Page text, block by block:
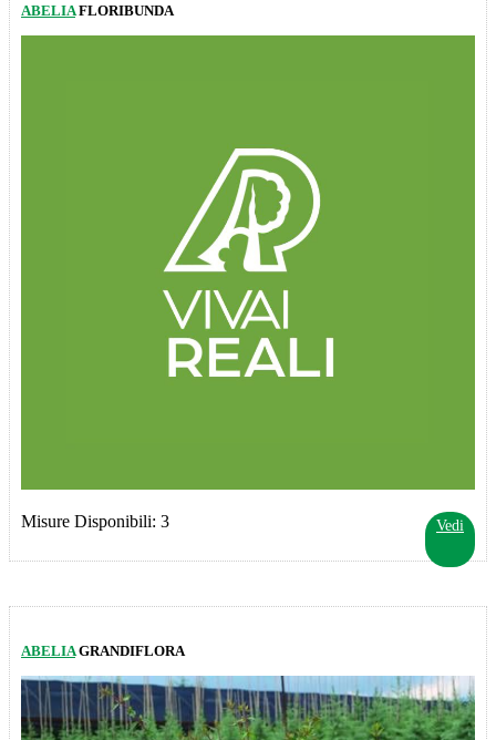
ABELIAFLORIBUNDA
Vedi
Misure Disponibili: 3
ABELIAGRANDIFLORA